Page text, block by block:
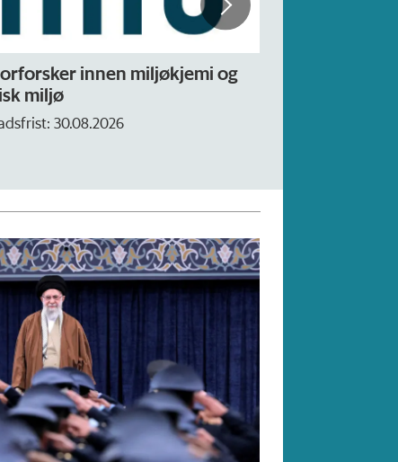
innen miljøkjemi og
miljø
30.08.2026